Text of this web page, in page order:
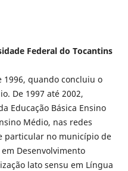
Federal do Tocantins
1996, quando concluiu o
De 1997 até 2002,
Educação Básica Ensino
Médio, nas redes
particular no município de
Desenvolvimento
lato sensu em Língua